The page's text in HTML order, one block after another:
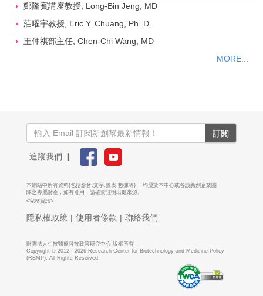
鄭隆賓講座教授, Long-Bin Jeng, MD
莊曜宇教授, Eric Y. Chuang, Ph. D.
王仲祺部主任, Chen-Chi Wang, MD
MORE...
訂閱
追蹤我們 ▎
本網站中所有資料(包括影音.文字.圖表.數據等) ，均屬於本中心或各該新創企業團
隊之專屬財產，如有引用，請確實註明出處來源。
<完整資訊>
隱私權政策 | 使用者條款 | 聯絡我們
財團法人生技醫療科技政策研究中心 版權所有
Copyright © 2012 - 2026 Research Center for Biotechnology and Medicine Policy
(RBMP). All Rights Reserved